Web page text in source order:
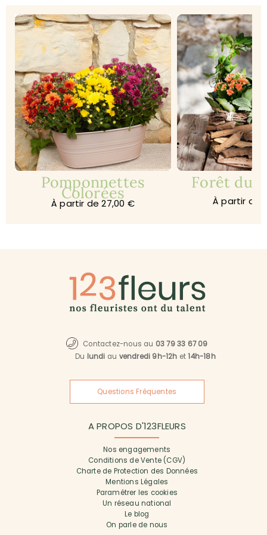
Pomponnettes
Colorées
À partir de 27,00 €
Forêt du
À partir de
Contactez-nous au 03 79 33 67 09
Du lundi au vendredi 9h-12h et14h-18h
Questions Fréquentes
A PROPOS D'123FLEURS
Nos engagements
Conditions de Vente (CGV)
Charte de Protection des Données
Mentions Légales
Paramétrer les cookies
Un réseau national
Le blog
On parle de nous